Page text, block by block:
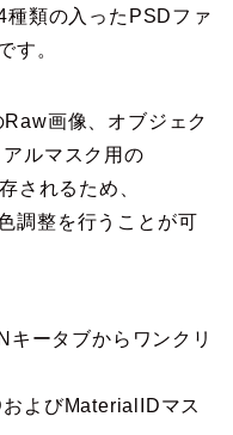
類の入ったPSDファ
す。
画像、オブジェク
ルマスク用の
されるため、
調整を行うことが可
ータブからワンクリ
よびMaterialIDマス